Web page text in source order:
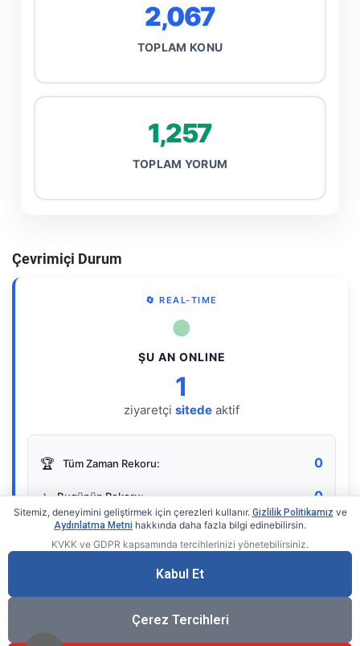
2,067
TOPLAM KONU
1,257
TOPLAM YORUM
Çevrimiçi Durum
🔄 REAL-TIME
●
ŞU AN ONLINE
1
ziyaretçi sitede aktif
🏆 Tüm Zaman Rekoru: 0
⭐ Bugünün Rekoru: 0
Live Online Counter• by KerimUsta
Gerçek zamanlı sayaç
Sitemiz, deneyimini geliştirmek için çerezleri kullanır. Gizlilik Politikamız ve
Aydınlatma Metni hakkında daha fazla bilgi edinebilirsin.
KVKK ve GDPR kapsamında tercihlerinizi yönetebilirsiniz.
Kabul Et
Çerez Tercihleri